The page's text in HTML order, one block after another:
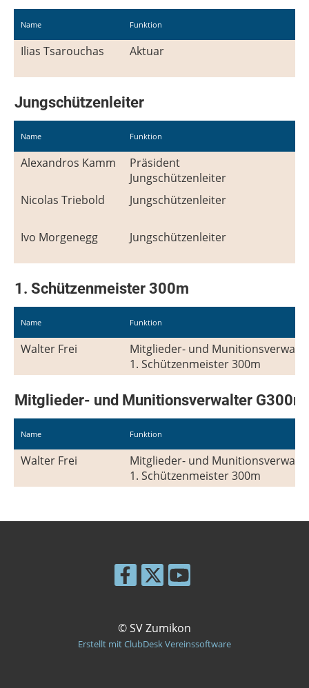
Name Funktion
Ilias Tsarouchas Aktuar
Jungschützenleiter
Name Funktion
Alexandros Kamm
Präsident
Jungschützenleiter
Nicolas Triebold
Jungschützenleiter
Ivo Morgenegg Jungschützenleiter
1. Schützenmeister 300m
Name Funktion
Walter Frei
Mitglieder- und
1. Schützenmeister 300m
Mitglieder- und Munitionsverwalter G300m
Name Funktion
Walter Frei
Mitglieder- und
1. Schützenmeister 300m
© SV Zumikon
Erstellt mit ClubDesk Vereinssoftware